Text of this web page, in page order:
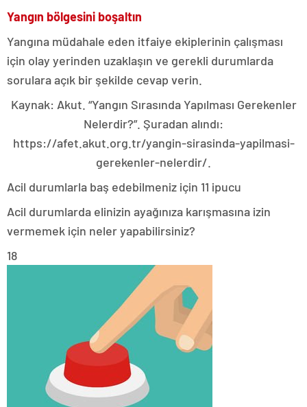
Yangın bölgesini boşaltın
Yangına müdahale eden itfaiye ekiplerinin çalışması
için olay yerinden uzaklaşın ve gerekli durumlarda
sorulara açık bir şekilde cevap verin.
Kaynak: Akut. “Yangın Sırasında Yapılması Gerekenler
Nelerdir?”. Şuradan alındı:
https://afet.akut.org.tr/yangin-sirasinda-yapilmasi-
gerekenler-nelerdir/.
Acil durumlarla baş edebilmeniz için 11 ipucu
Acil durumlarda elinizin ayağınıza karışmasına izin
vermemek için neler yapabilirsiniz?
18